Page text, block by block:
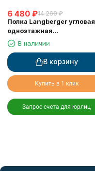
6 480 ₽14 260 ₽
Полка Langberger угловая
одноэтажная
хромированная 75260
В наличии
В корзину
Купить в 1 клик
Запрос счета для юрлиц